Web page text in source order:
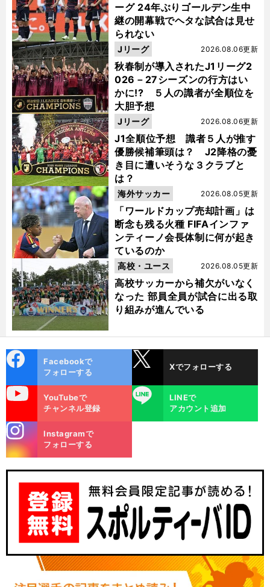
ーグ 24年ぶりゴールデン生中
継の開幕戦でヘタな試合は見せ
られない
秋春制が導入されたJ1リーグ2
026－27シーズンの行方はい
かに!? ５人の識者が全順位を
大胆予想
2026.08.06更新
Jリーグ
J1全順位予想 識者５人が推す
優勝候補筆頭は？ J2降格の憂
き目に遭いそうな３クラブと
は？
2026.08.06更新
Jリーグ
「ワールドカップ売却計画」は
断念も残る火種 FIFAインファ
ンティーノ会長体制に何が起き
ているのか
2026.08.05更新
海外サッカー
高校サッカーから補欠がいなく
なった 部員全員が試合に出る取
り組みが進んでいる
2026.08.05更新
高校・ユース
ok
Facebookで
フォローする
Xでフォローする
YouTubeで
チャンネル登録
LINE
LINEで
アカウント追加
m
Instagramで
フォローする